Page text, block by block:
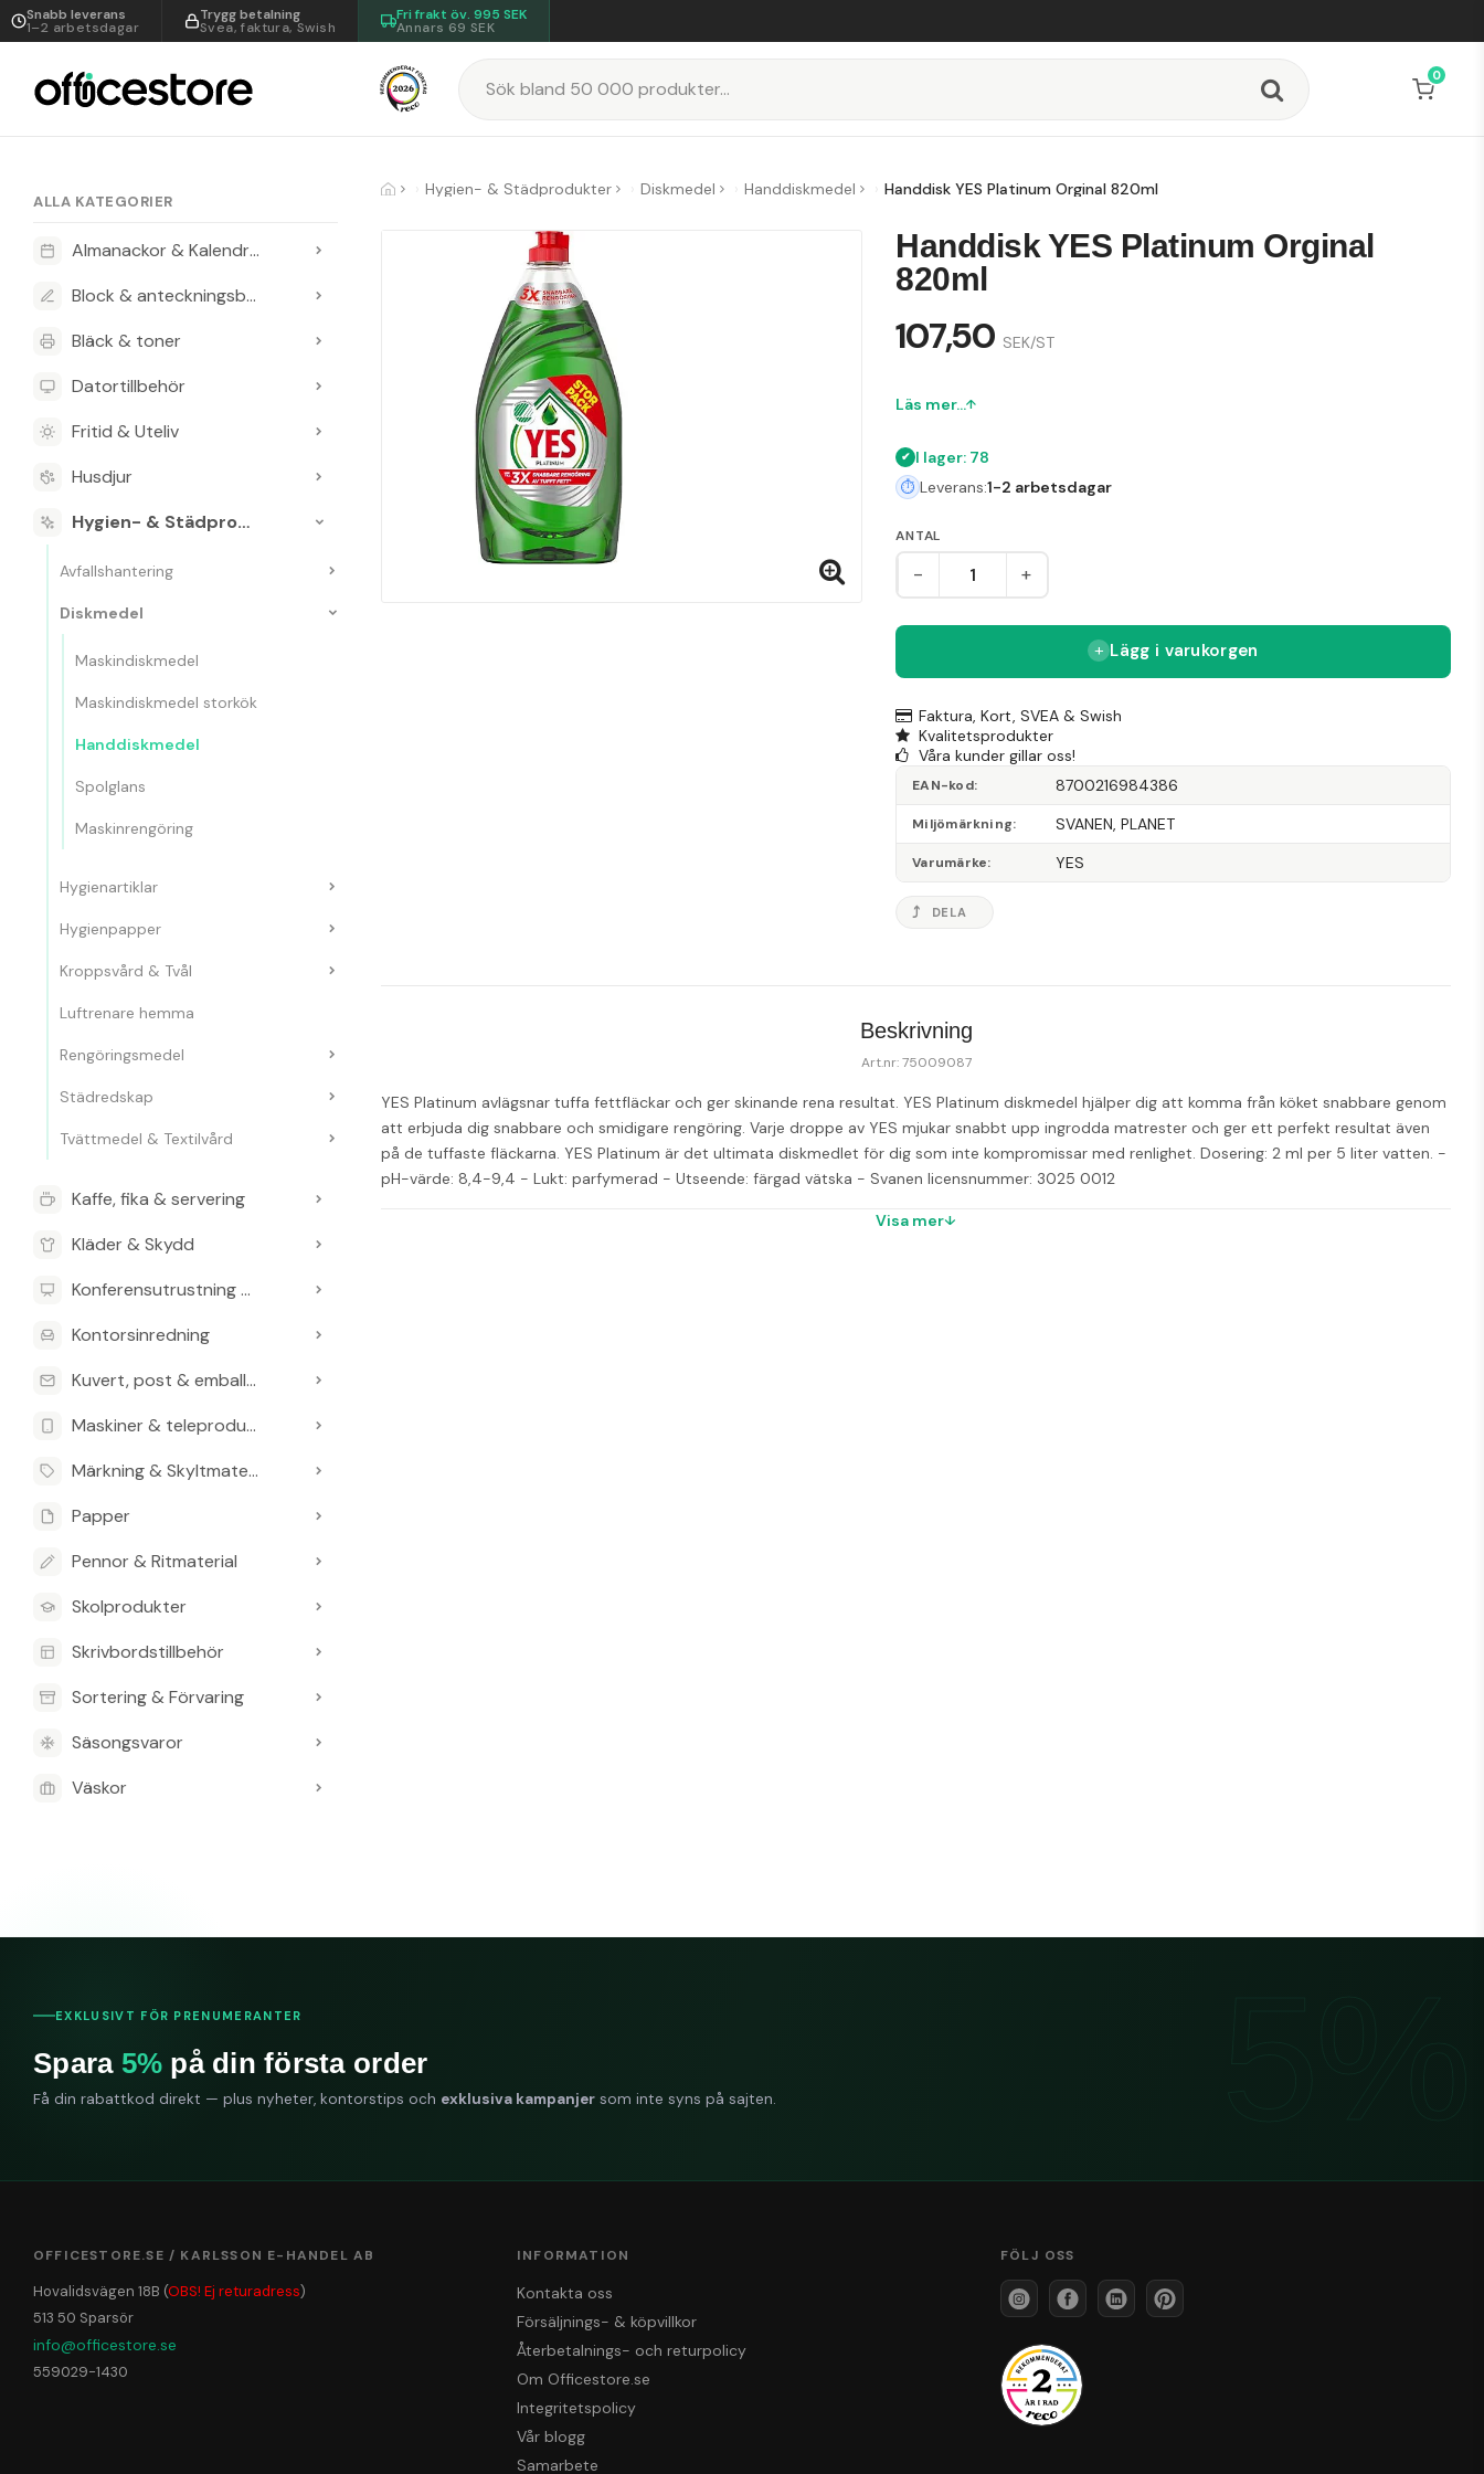
Snabb leverans
1–2 arbetsdagar
Trygg betalning
Svea, faktura, Swish
Fri frakt öv. 995 SEK
Annars 69 SEK
0
ALLA KATEGORIER
Almanackor & Kalendrar
Block & anteckningsböcker
Bläck & toner
Datortillbehör
Fritid & Uteliv
Husdjur
Hygien- & Städprodukter
Avfallshantering
Diskmedel
Maskindiskmedel
Maskindiskmedel storkök
Handdiskmedel
Spolglans
Maskinrengöring
Hygienartiklar
Hygienpapper
Kroppsvård & Tvål
Luftrenare hemma
Rengöringsmedel
Städredskap
Tvättmedel & Textilvård
Kaffe, fika & servering
Kläder & Skydd
Konferensutrustning & Presentationsutrustning
Kontorsinredning
Kuvert, post & emballage
Maskiner & teleprodukter
Märkning & Skyltmaterial
Papper
Pennor & Ritmaterial
Skolprodukter
Skrivbordstillbehör
Sortering & Förvaring
Säsongsvaror
Väskor
Hygien- & Städprodukter Diskmedel Handdiskmedel Handdisk YES Platinum Orginal 820ml
Handdisk YES Platinum Orginal
820ml
107,50 SEK/ST
Läs mer...
I lager: 78
Leverans:1-2 arbetsdagar
ANTAL
- +
Lägg i varukorgen
Faktura, Kort, SVEA & Swish
Kvalitetsprodukter
Våra kunder gillar oss!
EAN-kod 8700216984386
Miljömärkning SVANEN, PLANET
Varumärke YES
DELA
Beskrivning
Art.nr: 75009087
YES Platinum avlägsnar tuffa fettfläckar och ger skinande rena resultat. YES Platinum diskmedel hjälper dig att komma från köket snabbare genom
att erbjuda dig snabbare och smidigare rengöring. Varje droppe av YES mjukar snabbt upp ingrodda matrester och ger ett perfekt resultat även
på de tuffaste fläckarna. YES Platinum är det ultimata diskmedlet för dig som inte kompromissar med renlighet. Dosering: 2 ml per 5 liter vatten. -
pH-värde: 8,4-9,4 - Lukt: parfymerad - Utseende: färgad vätska - Svanen licensnummer: 3025 0012
Visa mer
OFFICESTORE.SE / KARLSSON E-HANDEL AB
Hovalidsvägen 18B (OBS! Ej returadress)
513 50 Sparsör
info@officestore.se
559029-1430
INFORMATION
Kontakta oss
Försäljnings- & köpvillkor
Återbetalnings- och returpolicy
Om Officestore.se
Integritetspolicy
Vår blogg
Samarbete
FÖLJ OSS
EXKLUSIVT FÖR PRENUMERANTER
Spara 5% på din första order
Få din rabattkod direkt — plus nyheter, kontorstips och exklusiva kampanjer som inte syns på sajten.